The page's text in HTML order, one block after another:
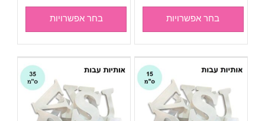
בחר אפשרויות בחר אפשרויות